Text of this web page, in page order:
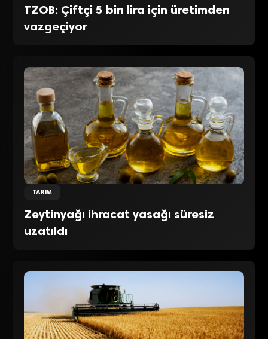
TZOB: Çiftçi 5 bin lira için üretimden
vazgeçiyor
TARIM
Zeytinyağı ihracat yasağı süresiz
uzatıldı